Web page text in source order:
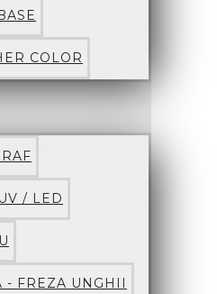
COLOR
/ LED
- FREZA UNGHII